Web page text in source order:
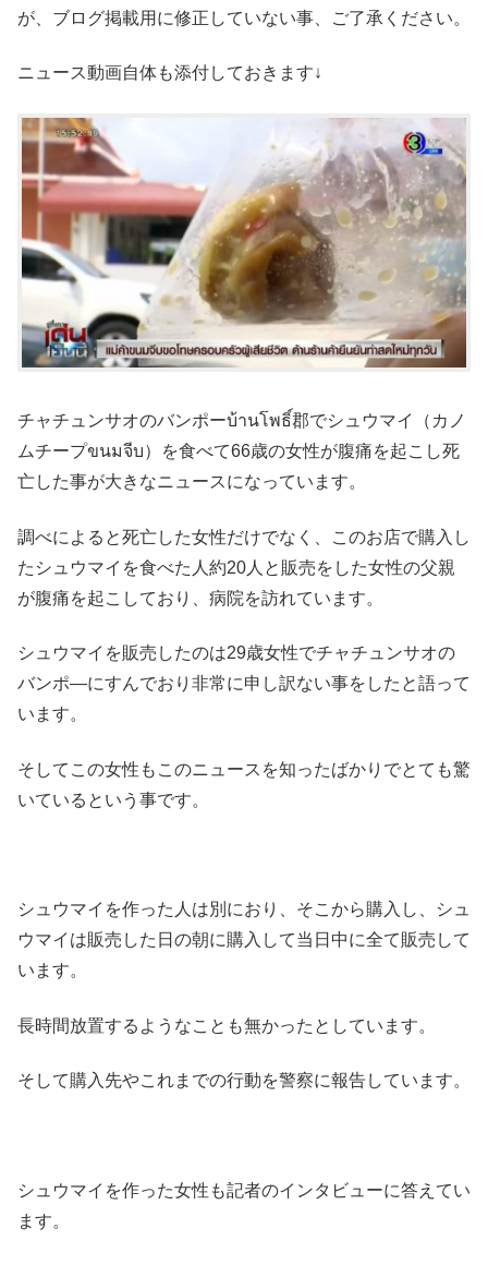
が、ブログ掲載用に修正していない事、ご了承ください。
ニュース動画自体も添付しておきます↓
チャチュンサオのバンポーบ้านโพธิ์郡でシュウマイ（カノ
ムチープขนมจีบ）を食べて66歳の女性が腹痛を起こし死
亡した事が大きなニュースになっています。
調べによると死亡した女性だけでなく、このお店で購入し
たシュウマイを食べた人約20人と販売をした女性の父親
が腹痛を起こしており、病院を訪れています。
シュウマイを販売したのは29歳女性でチャチュンサオの
バンポ―にすんでおり非常に申し訳ない事をしたと語って
います。
そしてこの女性もこのニュースを知ったばかりでとても驚
いているという事です。
シュウマイを作った人は別におり、そこから購入し、シュ
ウマイは販売した日の朝に購入して当日中に全て販売して
います。
長時間放置するようなことも無かったとしています。
そして購入先やこれまでの行動を警察に報告しています。
シュウマイを作った女性も記者のインタビューに答えてい
ます。